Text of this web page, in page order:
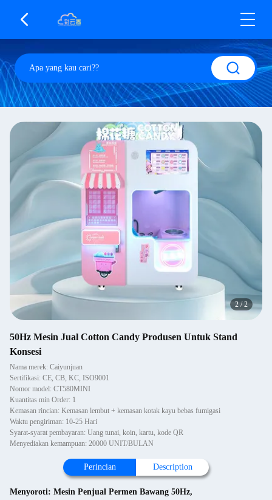
2 /2
50Hz Mesin Jual Cotton Candy Produsen Untuk Stand
Konsesi
Nama merek: Caiyunjuan
Sertifikasi: CE, CB, KC, ISO9001
Nomor model: CT580MINI
Kuantitas min Order: 1
Kemasan rincian: Kemasan lembut + kemasan kotak kayu bebas fumigasi
Waktu pengiriman: 10-25 Hari
Syarat-syarat pembayaran: Uang tunai, koin, kartu, kode QR
Menyediakan kemampuan: 20000 UNIT/BULAN
Perincian Description
Menyoroti: Mesin Penjual Permen Bawang 50Hz,